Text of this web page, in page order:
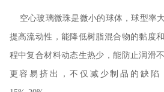
空心玻璃微珠是微小的球体，球型率
提高流动性，能降低树脂混合物的黏度
程中复合材料动态生热少，能防止润滑
更容易挤出，不仅减少制品的缺陷